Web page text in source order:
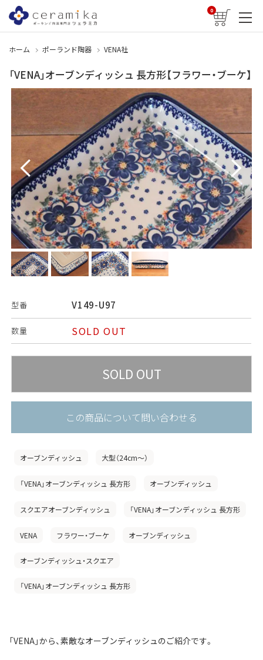
0
ホーム ポーランド陶器 VENA社
「VENA」オーブンディッシュ 長方形【フラワー・ブーケ】
型番 V149-U97
数量 SOLD OUT
この商品について問い合わせる
オーブンディッシュ 大型（24cm〜）
「VENA」オーブンディッシュ 長方形 オーブンディッシュ
スクエアオーブンディッシュ 「VENA」オーブンディッシュ 長方形
VENA フラワー・ブーケ オーブンディッシュ
オーブンディッシュ・スクエア
「VENA」オーブンディッシュ 長方形
「VENA」から、素敵なオーブンディッシュのご紹介です。